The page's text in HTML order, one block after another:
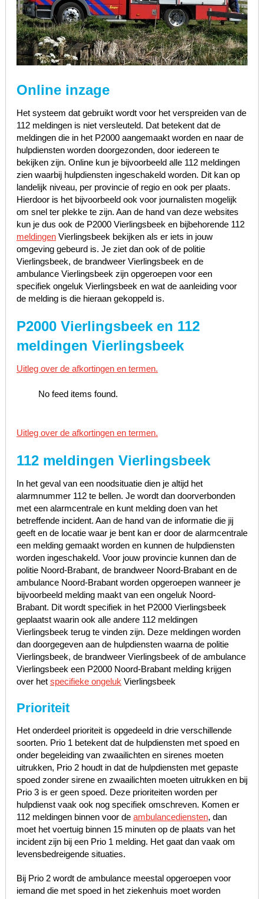
Online inzage
Het systeem dat gebruikt wordt voor het verspreiden van de
112 meldingen is niet versleuteld. Dat betekent dat de
meldingen die in het P2000 aangemaakt worden en naar de
hulpdiensten worden doorgezonden, door iedereen te
bekijken zijn. Online kun je bijvoorbeeld alle 112 meldingen
zien waarbij hulpdiensten ingeschakeld worden. Dit kan op
landelijk niveau, per provincie of regio en ook per plaats.
Hierdoor is het bijvoorbeeld ook voor journalisten mogelijk
om snel ter plekke te zijn. Aan de hand van deze websites
kun je dus ook de P2000 Vierlingsbeek en bijbehorende 112
meldingenVierlingsbeek bekijken als er iets in jouw
omgeving gebeurd is. Je ziet dan ook of de politie
Vierlingsbeek, de brandweer Vierlingsbeek en de
ambulance Vierlingsbeek zijn opgeroepen voor een
specifiek ongeluk Vierlingsbeek en wat de aanleiding voor
de melding is die hieraan gekoppeld is.
P2000 Vierlingsbeek en 112
meldingen Vierlingsbeek
Uitleg over de afkortingen en termen.
No feed items found.
Uitleg over de afkortingen en termen.
112 meldingen Vierlingsbeek
In het geval van een noodsituatie dien je altijd het
alarmnummer 112 te bellen. Je wordt dan doorverbonden
met een alarmcentrale en kunt melding doen van het
betreffende incident. Aan de hand van de informatie die jij
geeft en de locatie waar je bent kan er door de alarmcentrale
een melding gemaakt worden en kunnen de hulpdiensten
worden ingeschakeld. Voor jouw provincie kunnen dan de
politie Noord-Brabant, de brandweer Noord-Brabant en de
ambulance Noord-Brabant worden opgeroepen wanneer je
bijvoorbeeld melding maakt van een ongeluk Noord-
Brabant. Dit wordt specifiek in het P2000 Vierlingsbeek
geplaatst waarin ook alle andere 112 meldingen
Vierlingsbeek terug te vinden zijn. Deze meldingen worden
dan doorgegeven aan de hulpdiensten waarna de politie
Vierlingsbeek, de brandweer Vierlingsbeek of de ambulance
Vierlingsbeek een P2000 Noord-Brabant melding krijgen
over het specifieke ongeluk Vierlingsbeek
Prioriteit
Het onderdeel prioriteit is opgedeeld in drie verschillende
soorten. Prio 1 betekent dat de hulpdiensten met spoed en
onder begeleiding van zwaailichten en sirenes moeten
uitrukken, Prio 2 houdt in dat de hulpdiensten met gepaste
spoed zonder sirene en zwaailichten moeten uitrukken en bij
Prio 3 is er geen spoed. Deze prioriteiten worden per
hulpdienst vaak ook nog specifiek omschreven. Komen er
112 meldingen binnen voor de ambulancediensten, dan
moet het voertuig binnen 15 minuten op de plaats van het
incident zijn bij een Prio 1 melding. Het gaat dan vaak om
levensbedreigende situaties.
Bij Prio 2 wordt de ambulance meestal opgeroepen voor
iemand die met spoed in het ziekenhuis moet worden